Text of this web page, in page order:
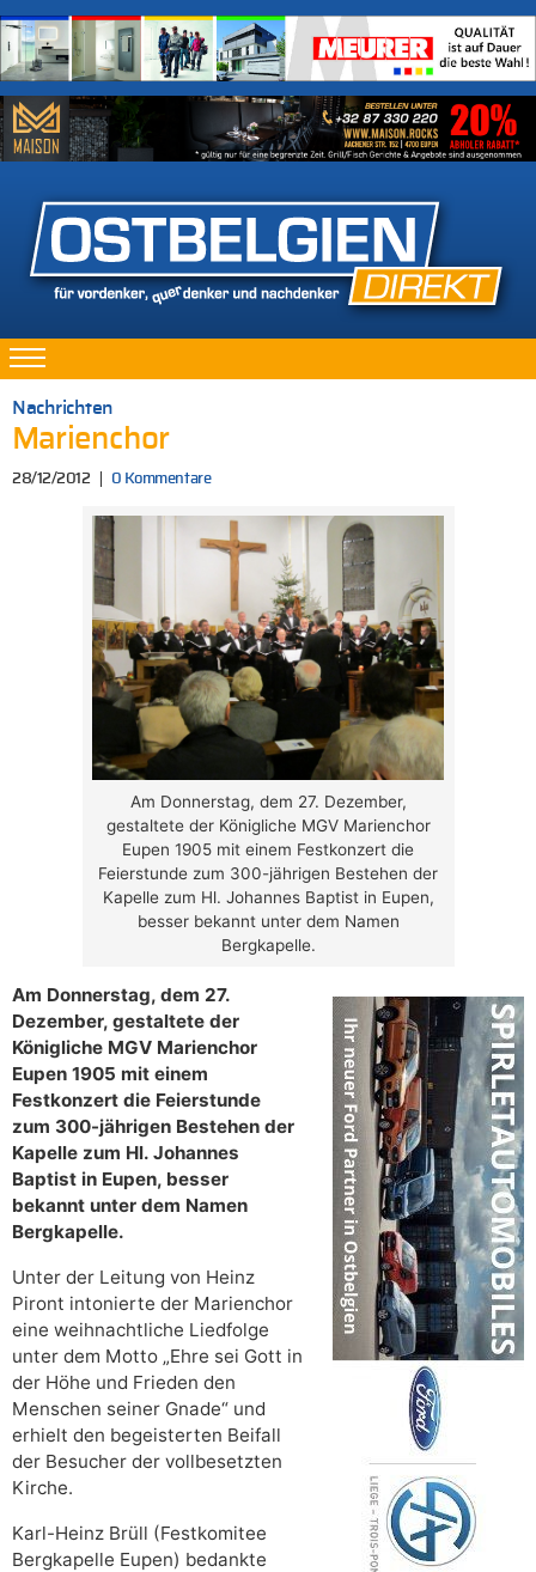
Nachrichten
Marienchor
28/12/2012 0 Kommentare
Am Donnerstag, dem 27. Dezember,
gestaltete der Königliche MGV Marienchor
Eupen 1905 mit einem Festkonzert die
Feierstunde zum 300-jährigen Bestehen der
Kapelle zum Hl. Johannes Baptist in Eupen,
besser bekannt unter dem Namen
Bergkapelle.
Am Donnerstag, dem 27.
Dezember, gestaltete der
Königliche MGV Marienchor
Eupen 1905 mit einem
Festkonzert die Feierstunde
zum 300-jährigen Bestehen der
Kapelle zum Hl. Johannes
Baptist in Eupen, besser
bekannt unter dem Namen
Bergkapelle.
Unter der Leitung von Heinz
Piront intonierte der Marienchor
eine weihnachtliche Liedfolge
unter dem Motto „Ehre sei Gott in
der Höhe und Frieden den
Menschen seiner Gnade“ und
erhielt den begeisterten Beifall
der Besucher der vollbesetzten
Kirche.
Karl-Heinz Brüll (Festkomitee
Bergkapelle Eupen) bedankte